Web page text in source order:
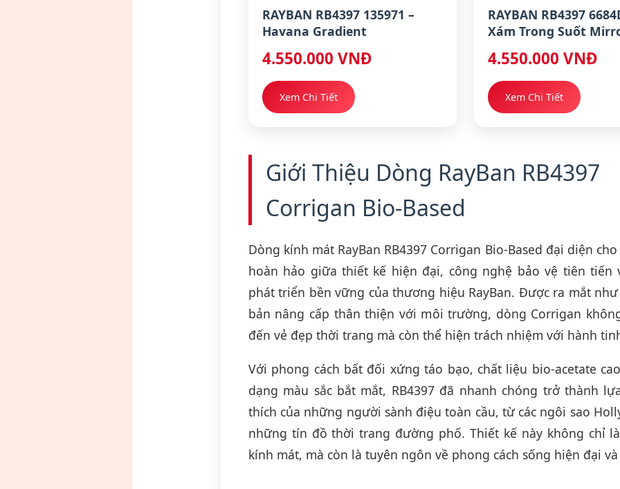
RAYBAN RB4397 135971 –
Havana Gradient
4.550.000 VNĐ
Xem Chi Tiết
RAYBAN RB4397
Xám Trong Suốt
4.550.000 VNĐ
Xem Chi Tiết
Giới Thiệu Dòng RayBan RB4397
Corrigan Bio-Based
Dòng kính mát RayBan RB4397 Corrigan Bio-Based đại diện
hoàn hảo giữa thiết kế hiện đại, công nghệ bảo vệ tiên tiến
phát triển bền vững của thương hiệu RayBan. Được ra mắt
bản nâng cấp thân thiện với môi trường, dòng Corrigan
đến vẻ đẹp thời trang mà còn thể hiện trách nhiệm với hành
Với phong cách bất đối xứng táo bạo, chất liệu bio-acetate
dạng màu sắc bắt mắt, RB4397 đã nhanh chóng trở thành
thích của những người sành điệu toàn cầu, từ các ngôi sao
những tín đồ thời trang đường phố. Thiết kế này không chỉ
kính mát, mà còn là tuyên ngôn về phong cách sống hiện đại